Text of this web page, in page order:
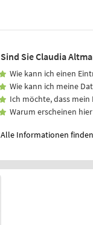
Sind Sie Claudia
Wie kann ich einen
Wie kann ich meine
Ich möchte, dass
Warum erscheinen
Alle Informationen